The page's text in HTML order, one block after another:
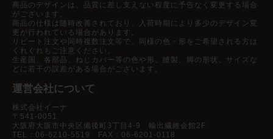
商品のデザインは、品質に差し支えない程度に予告なく変更する場合
がございます。
商品の仕様は随時改善されており、入荷時期により多少のデザイン変
更が行われている場合があります。
リピート注文や同時複数注文等で、同様の色・形をご希望される方は
くれぐれもご注意ください。
生産国、各部品、ねじカバー等の色や形、縫製、脚の形状、サイズな
どに若干の誤差がある場合がございます。
運営会社について
株式会社イーナ
〒541-0051
大阪府大阪市中央区備後町3丁目4-9 輸出繊維会館2F
TEL：06-6210-5519 FAX：06-6201-0118